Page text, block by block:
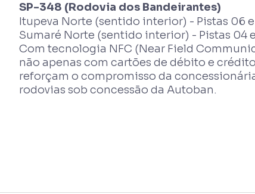
SP-348 (Rodovia dos Bandeirantes)
Itupeva Norte (sentido interior) - Pistas 06
Sumaré Norte (sentido interior) - Pistas 04
Com tecnologia NFC (Near Field
não apenas com cartões de débito e
reforçam o compromisso da
rodovias sob concessão da Autoban.